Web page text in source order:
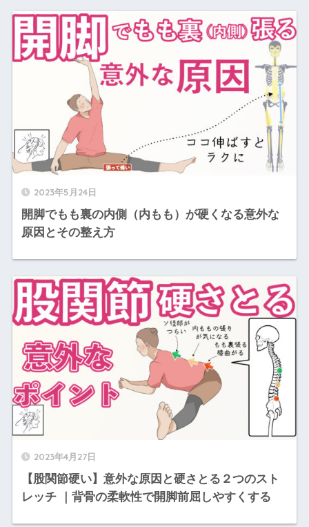
2023年5月24日
開脚でもも裏の内側（内もも）が硬くなる意外な
原因とその整え方
2023年4月27日
【股関節硬い】意外な原因と硬さとる２つのスト
レッチ ｜背骨の柔軟性で開脚前屈しやすくする